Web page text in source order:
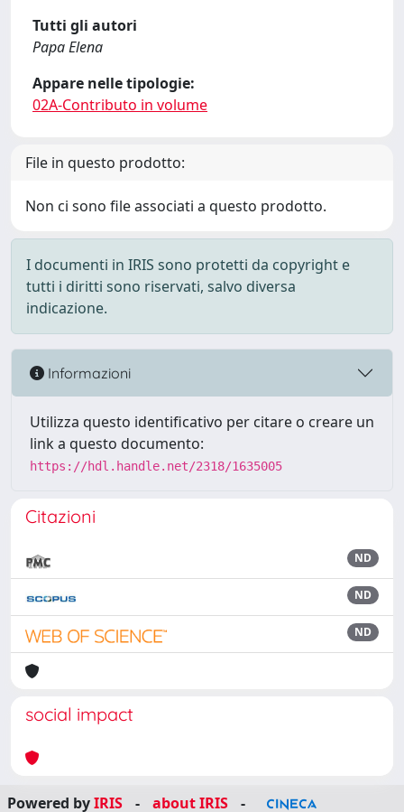
Tutti gli autori
Papa Elena
Appare nelle tipologie:
02A-Contributo in volume
File in questo prodotto:
Non ci sono file associati a questo prodotto.
I documenti in IRIS sono protetti da copyright e
tutti i diritti sono riservati, salvo diversa
indicazione.
Informazioni
Utilizza questo identificativo per citare o creare un
link a questo documento:
https://hdl.handle.net/2318/1635005
Citazioni
ND
ND
ND
social impact
Powered byIRIS - about IRIS -